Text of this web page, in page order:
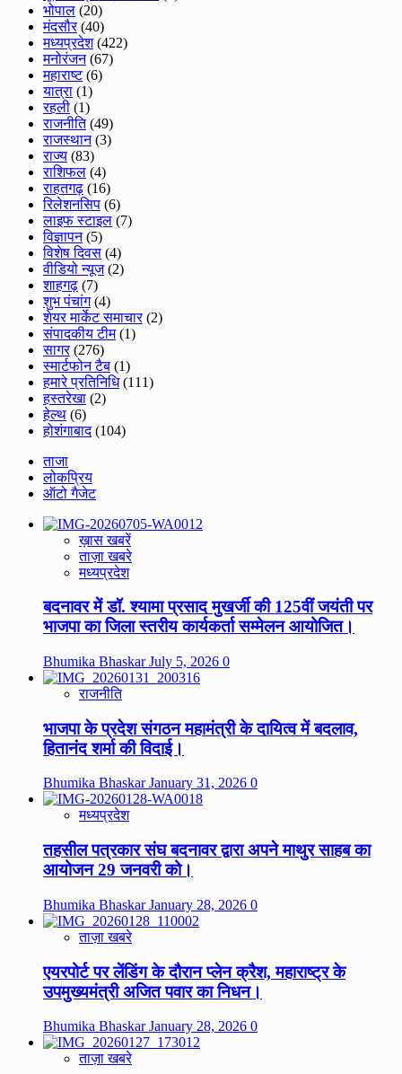
भोपाल (20)
मंदसौर(40)
मध्यप्रदेश(422)
मनोरंजन(67)
महाराष्ट(6)
यात्रा (1)
रहली (1)
राजनीति(49)
राजस्थान(3)
राज्य (83)
राशिफल (4)
राहतगढ़ (16)
रिलेशनसिप (6)
लाइफ स्टाइल (7)
विज्ञापन(5)
विशेष दिवस (4)
वीडियो न्यूज(2)
शाहगढ़ (7)
शुभ पंचांग(4)
शेयर मार्केट समाचार(2)
संपादकीय टीम(1)
सागर(276)
स्मार्टफोन टैब (1)
हमारे प्रतिनिधि(111)
हस्तरेखा (2)
हेल्थ (6)
होशंगाबाद(104)
ताजा
लोकप्रिय
ऑटो गैजेट
ख़ास खबरें
ताज़ा खबरे
मध्यप्रदेश
बदनावर में डॉ. श्यामा प्रसाद मुखर्जी की 125वीं जयंती पर
भाजपा का जिला स्तरीय कार्यकर्ता सम्मेलन आयोजित।
Bhumika BhaskarJuly 5, 2026 0
राजनीति
भाजपा के प्रदेश संगठन महामंत्री के दायित्व में बदलाव,
हितानंद शर्मा की विदाई।
Bhumika BhaskarJanuary 31, 2026 0
मध्यप्रदेश
तहसील पत्रकार संघ बदनावर द्वारा अपने माथुर साहब का
आयोजन 29 जनवरी को।
Bhumika BhaskarJanuary 28, 2026 0
ताज़ा खबरे
एयरपोर्ट पर लेंडिंग के दौरान प्लेन क्रैश, महाराष्ट्र के
उपमुख्यमंत्री अजित पवार का निधन।
Bhumika BhaskarJanuary 28, 2026 0
ताज़ा खबरे